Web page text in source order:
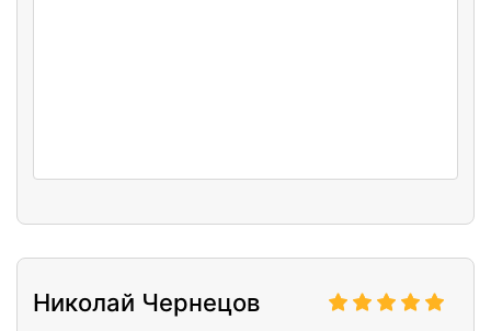
Николай Чернецов